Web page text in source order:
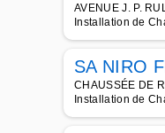
AVENUE J. P.
Installation de
SA NIRO
CHAUSSÉE DE
Installation de